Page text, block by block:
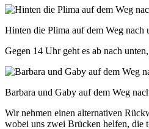
Hinten die Plima auf dem Weg nach
Gegen 14 Uhr geht es ab nach
Barbara und Gaby auf dem Weg
Wir nehmen einen alternativen
wobei uns zwei Brücken helfen, die